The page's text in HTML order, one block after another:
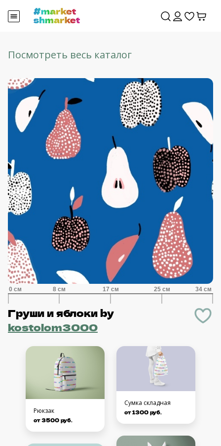
Посмотреть весь каталог
Груши и яблокиby
kostolom3000
Рюкзак
от 3500 руб.
Сумка складная
от 1300 руб.